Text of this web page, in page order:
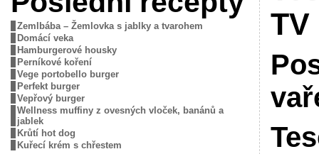
Zemlbába – Žemlovka s jablky a tvarohem
Domácí veka
Hamburgerové housky
Perníkové koření
Vege portobello burger
Perfekt burger
Vepřový burger
Wellness muffiny z ovesných vloček, banánů a
jablek
Krůtí hot dog
Kuřecí krém s chřestem
TV